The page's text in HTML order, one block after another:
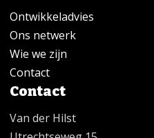
Ontwikkeladvies
Ons netwerk
Wie we zijn
Contact
Contact
Van der Hilst